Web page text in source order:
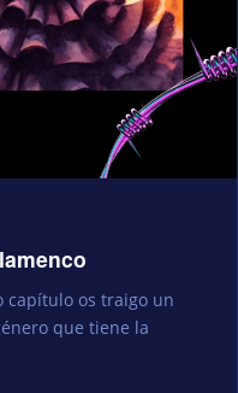
capítulo os traigo un
que tiene la